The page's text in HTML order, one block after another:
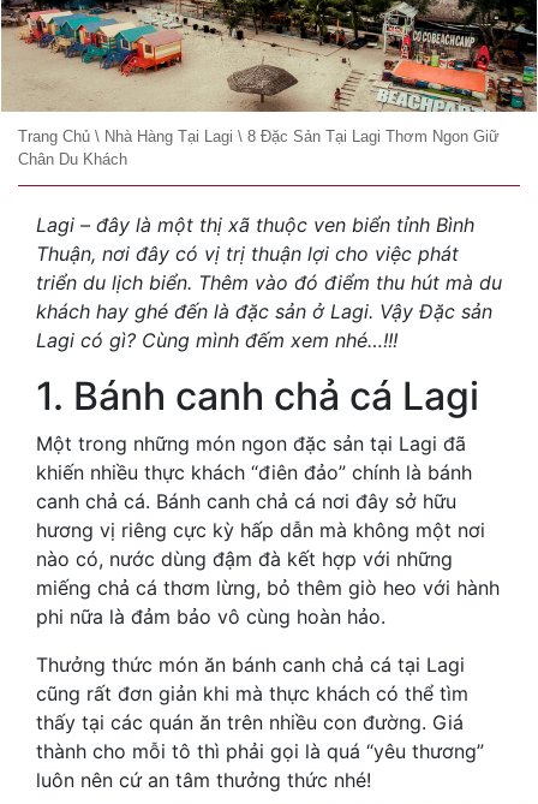
Trang Chủ \ Nhà Hàng Tại Lagi \ 8 Đặc Sản Tại Lagi Thơm Ngon Giữ
Chân Du Khách
Lagi – đây là một thị xã thuộc ven biển tỉnh Bình
Thuận, nơi đây có vị trị thuận lợi cho việc phát
triển du lịch biển. Thêm vào đó điểm thu hút mà du
khách hay ghé đến là đặc sản ở Lagi. Vậy Đặc sản
Lagi có gì? Cùng mình đếm xem nhé…!!!
1. Bánh canh chả cá Lagi
Một trong những món ngon đặc sản tại Lagi đã
khiến nhiều thực khách “điên đảo” chính là bánh
canh chả cá. Bánh canh chả cá nơi đây sở hữu
hương vị riêng cực kỳ hấp dẫn mà không một nơi
nào có, nước dùng đậm đà kết hợp với những
miếng chả cá thơm lừng, bỏ thêm giò heo với hành
phi nữa là đảm bảo vô cùng hoàn hảo.
Thưởng thức món ăn bánh canh chả cá tại Lagi
cũng rất đơn giản khi mà thực khách có thể tìm
thấy tại các quán ăn trên nhiều con đường. Giá
thành cho mỗi tô thì phải gọi là quá “yêu thương”
luôn nên cứ an tâm thưởng thức nhé!